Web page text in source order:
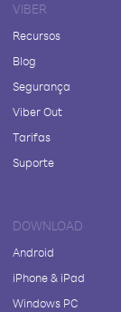
VIBER
Recursos
Blog
Segurança
Viber Out
Tarifas
Suporte
DOWNLOAD
Android
iPhone & iPad
Windows PC